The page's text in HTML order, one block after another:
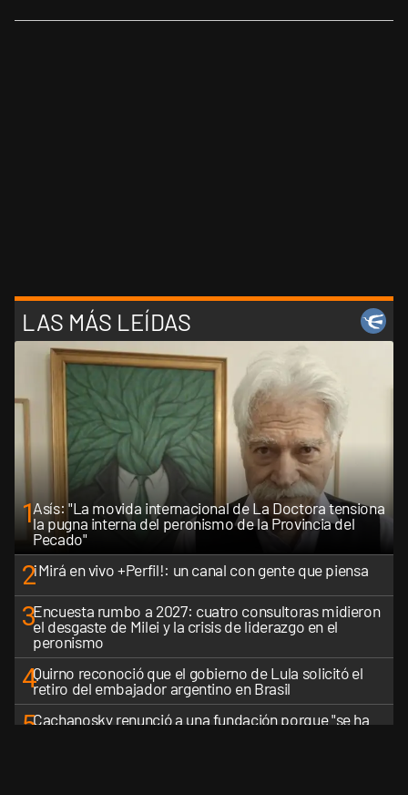
LAS MÁS LEÍDAS
1Asís: "La movida internacional de La Doctora tensiona
la pugna interna del peronismo de la Provincia del
Pecado"
2¡Mirá en vivo +Perfil!: un canal con gente que piensa
3Encuesta rumbo a 2027: cuatro consultoras midieron
el desgaste de Milei y la crisis de liderazgo en el
peronismo
4Quirno reconoció que el gobierno de Lula solicitó el
retiro del embajador argentino en Brasil
5Cachanosky renunció a una fundación porque "se ha